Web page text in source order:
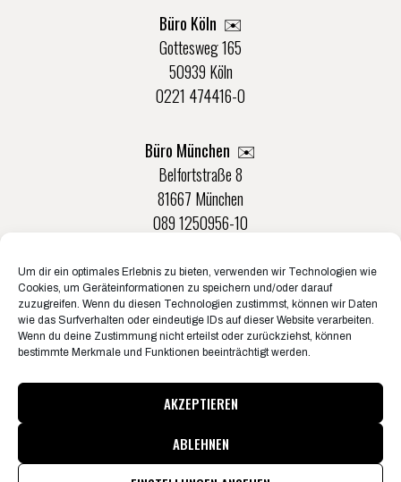
Um dir ein optimales Erlebnis zu bieten, verwenden wir Technologien wie
Cookies, um Geräteinformationen zu speichern und/oder darauf
zuzugreifen. Wenn du diesen Technologien zustimmst, können wir Daten
wie das Surfverhalten oder eindeutige IDs auf dieser Website verarbeiten.
Wenn du deine Zustimmung nicht erteilst oder zurückziehst, können
bestimmte Merkmale und Funktionen beeinträchtigt werden.
AKZEPTIEREN
ABLEHNEN
Büro Köln ✉️
Gottesweg 165
50939 Köln
0221 474416-0
Büro München ✉️
Belfortstraße 8
81667 München
089 1250956-10
Büro Münster ✉️
Rudolf-Von-Langen-Str. 42
48147 Münster
0251 20132-0
© Konzertbüro Schoneberg 2026
Pressematerial & Akkreditierungen